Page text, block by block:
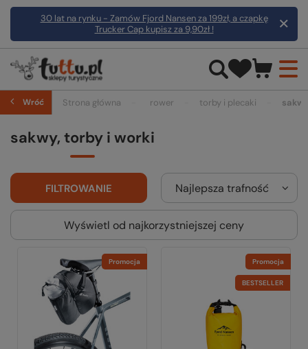
30 lat na rynku - Zamów Fjord Nansen za 199zł, a czapkę
Trucker Cap kupisz za 9,90zł !
Wróć Strona główna rower torby i plecaki
sakwy, torby i worki
Najlepsza trafność
FILTROWANIE
Wyświetl od najkorzystniejszej ceny
Promocja Promocja
BESTSELLER